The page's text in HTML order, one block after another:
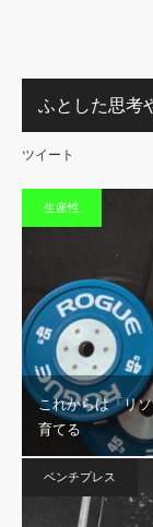
ふとした思考
ツイート
生産性
これからは「リ
育てる
ベンチプレス